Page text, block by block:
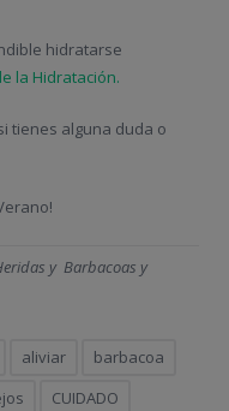
hidratarse
la Hidratación.
tienes alguna duda o
y Barbacoas y
aliviar
barbacoa
CUIDADO